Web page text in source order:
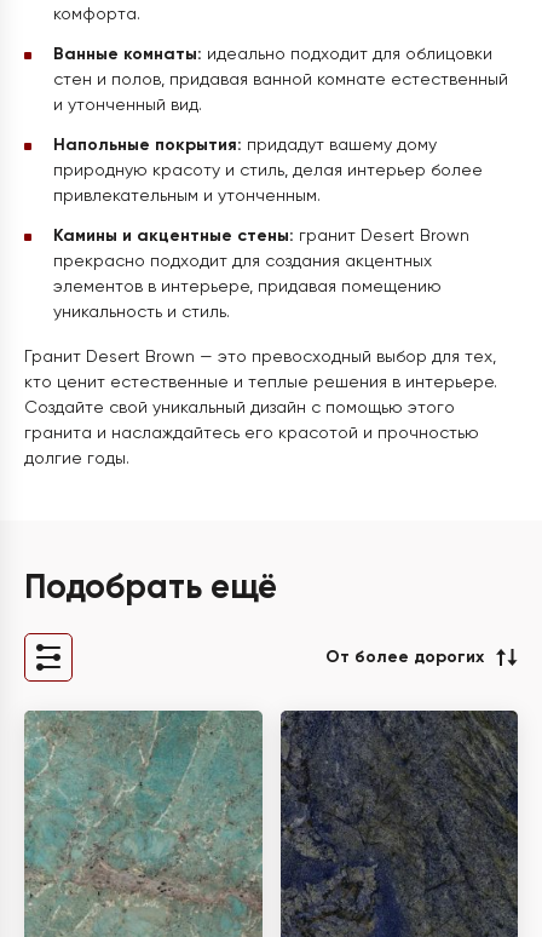
комфорта.
Ванные комнаты: идеально подходит для облицовки
стен и полов, придавая ванной комнате естественный
и утонченный вид.
Напольные покрытия: придадут вашему дому
природную красоту и стиль, делая интерьер более
привлекательным и утонченным.
Камины и акцентные стены: гранит Desert Brown
прекрасно подходит для создания акцентных
элементов в интерьере, придавая помещению
уникальность и стиль.
Гранит Desert Brown — это превосходный выбор для тех,
кто ценит естественные и теплые решения в интерьере.
Создайте свой уникальный дизайн с помощью этого
гранита и наслаждайтесь его красотой и прочностью
долгие годы.
Подобрать ещё
От более дорогих